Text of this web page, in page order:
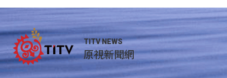
TITV NEWS
原視新聞網